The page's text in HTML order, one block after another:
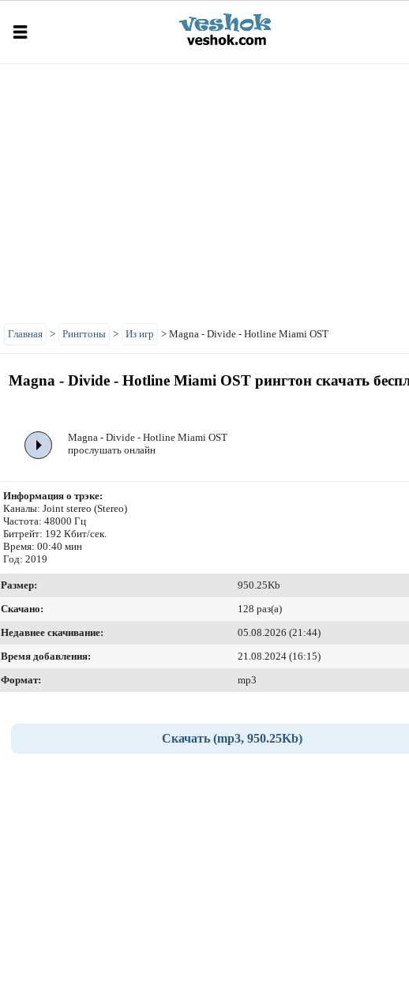
Главная > Рингтоны > Из игр > Magna - Divide - Hotline Miami OST
Magna - Divide - Hotline Miami OST рингтон скачать
Magna - Divide - Hotline Miami OST
прослушать онлайн
Информация о трэке:
Каналы: Joint stereo (Stereo)
Частота: 48000 Гц
Битрейт: 192 Кбит/сек.
Время: 00:40 мин
Год: 2019
Размер:
950.25Kb
Скачано:
128 раз(а)
Недавнее скачивание:
05.08.2026 (21:44)
Время добавления:
21.08.2024 (16:15)
Формат:
mp3
Скачать (mp3, 950.25Kb)